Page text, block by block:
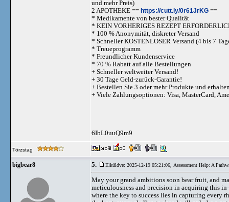
und mehr Preis)
2 APOTHEKE == https://cutt.ly/0r61JrKG ==
* Medikamente von bester Qualität
* KEIN VORHERIGES REZEPT
* 100 % Anonymität, diskreter Versand
* Schneller KOSTENLOSER Versand (4 bis 7
* Treueprogramm
* Freundlicher Kundenservice
* 70 % Rabatt auf alle Bestellungen
+ Schneller weltweiter Versand!
+ 30 Tage Geld-zurück-Garantie!
+ Bestellen Sie 3 oder mehr Produkte und
+ Viele Zahlungsoptionen: Visa, MasterCard,
6IbL0uuQ9m9
Törzstag
bigbear8 5. Elküldve: 2025-12-19 05:21:06, Assessment Help: A
May your grand ambitions soon bear fruit, and
meticulousness and precision in acquiring this
where the key to success lies in capturing every